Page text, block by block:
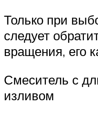
Только при
следует
вращения, его
Смеситель с
изливом